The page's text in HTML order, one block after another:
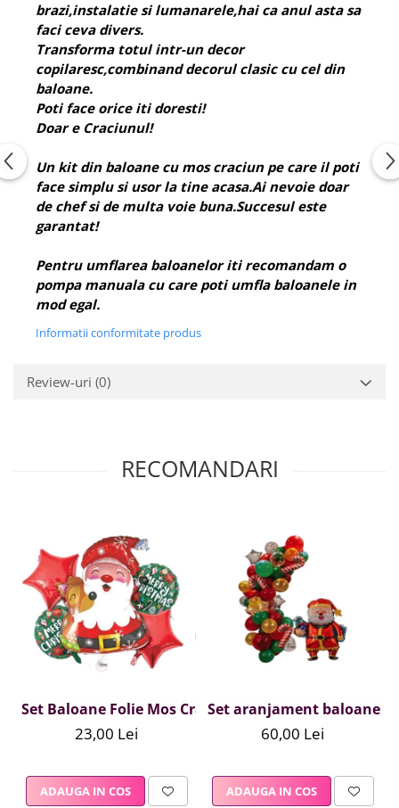
brazi,instalatie si lumanarele,hai ca anul asta sa
faci ceva divers.
Transforma totul intr-un decor
copilaresc,combinand decorul clasic cu cel din
baloane.
Poti face orice iti doresti!
Doar e Craciunul!
Un kit din baloane cu mos craciun pe care il poti
face simplu si usor la tine acasa.Ai nevoie doar
de chef si de multa voie buna.Succesul este
garantat!
Pentru umflarea baloanelor iti recomandam o
pompa manuala cu care poti umfla baloanele in
mod egal.
Informatii conformitate produs
Review-uri (0)
RECOMANDARI
Set Baloane Folie Mos Craciun , Craciun , 5BUC
23,00 Lei
ADAUGA IN COS
Set aranjament baloane
60,00 Lei
ADAUGA IN COS